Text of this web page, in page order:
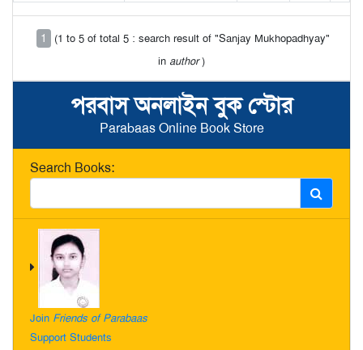
পরবাস অনলাইন বুক স্টোর
Parabaas Online Book Store
Search Books:
Join Friends of Parabaas
Support Students
1
(1 to 5 of total 5 : search result of "Sanjay Mukhopadhyay"
in author)